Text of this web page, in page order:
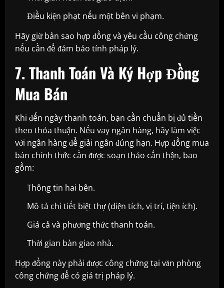
Điều kiện phạt nếu một bên vi phạm.
Hãy giữ bản sao hợp đồng và yêu cầu công chứng
nếu cần để đảm bảo tính pháp lý.
7. Thanh Toán Và Ký Hợp Đồng
Mua Bán
Khi đến ngày thanh toán, bạn cần chuẩn bị đủ tiền
theo thỏa thuận. Nếu vay ngân hàng, hãy làm việc
với ngân hàng để giải ngân đúng hạn. Hợp đồng mua
bán chính thức cần được soạn thảo cẩn thận, bao
gồm:
Thông tin hai bên.
Mô tả chi tiết biệt thự (diện tích, vị trí, tiện ích).
Giá cả và phương thức thanh toán.
Thời gian bàn giao nhà.
Hợp đồng này phải được công chứng tại văn phòng
công chứng để có giá trị pháp lý.